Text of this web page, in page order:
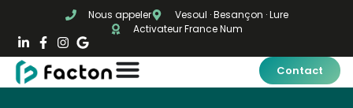
Nous appeler
Vesoul · Besançon · Lure
Activateur France Num
Contact